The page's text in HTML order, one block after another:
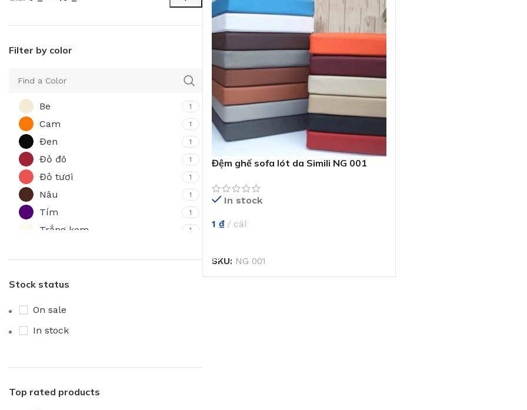
Filter by color
Be 1
Cam 1
Đen 1
Đỏ đô 1
Đỏ tươi 1
Nâu 1
Tím 1
Trắng kem 1
Xanh biển
Xanh lá
Stock status
On sale
In stock
Top rated products
Đệm ghế sofa lót da Simili NG 001
In stock
1 ₫ cái
SKU: NG 001